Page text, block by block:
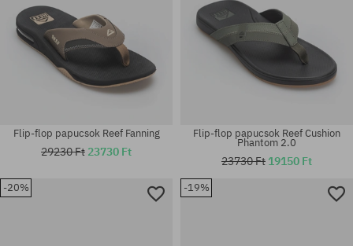
Elérhető méretek:
Elérhető méretek:
Flip-flop papucsok Reef Fanning
29230 Ft 23730 Ft
Flip-flop papucsok Reef Cushion
Phantom 2.0
23730 Ft 19150 Ft
-20% -19%